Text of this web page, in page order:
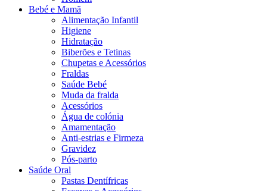
Bebé e Mamã
Alimentação Infantil
Higiene
Hidratação
Biberões e Tetinas
Chupetas e Acessórios
Fraldas
Saúde Bebé
Muda da fralda
Acessórios
Água de colónia
Amamentação
Anti-estrias e Firmeza
Gravidez
Pós-parto
Saúde Oral
Pastas Dentífricas